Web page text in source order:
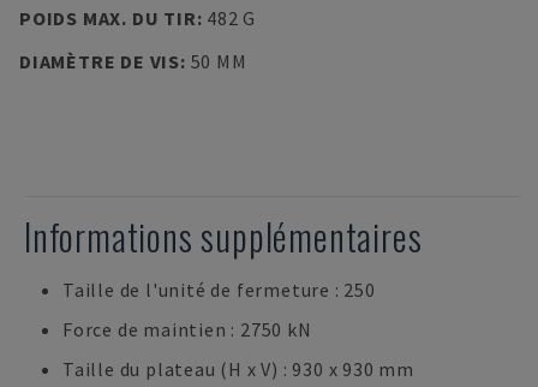
POIDS MAX. DU TIR: 482 G
DIAMÈTRE DE VIS: 50 MM
Informations supplémentaires
Taille de l'unité de fermeture : 250
Force de maintien : 2750 kN
Taille du plateau (H x V) : 930 x 930 mm